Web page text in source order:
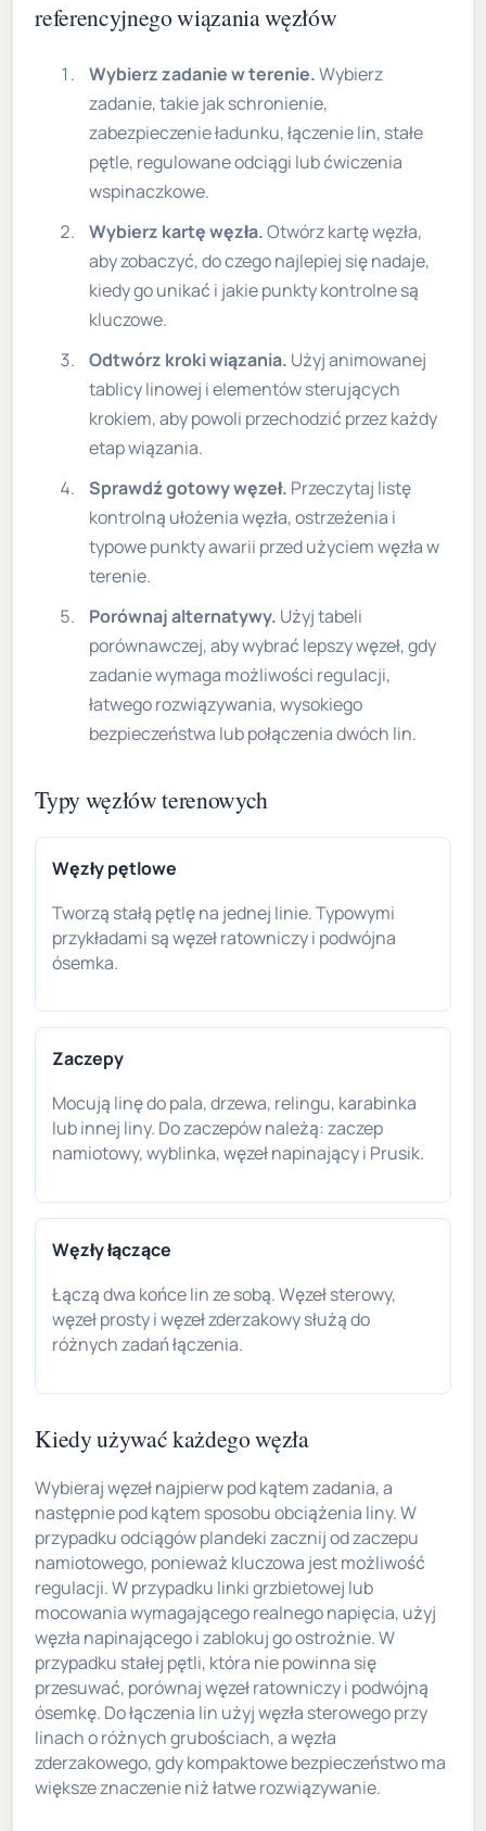
referencyjnego wiązania węzłów
Wybierz zadanie w terenie.Wybierz
zadanie, takie jak schronienie,
zabezpieczenie ładunku, łączenie lin, stałe
pętle, regulowane odciągi lub ćwiczenia
wspinaczkowe.
Wybierz kartę węzła.Otwórz kartę węzła,
aby zobaczyć, do czego najlepiej się nadaje,
kiedy go unikać i jakie punkty kontrolne są
kluczowe.
Odtwórz kroki wiązania. Użyj animowanej
tablicy linowej i elementów sterujących
krokiem, aby powoli przechodzić przez każdy
etap wiązania.
Sprawdź gotowy węzeł. Przeczytaj listę
kontrolną ułożenia węzła, ostrzeżenia i
typowe punkty awarii przed użyciem węzła w
terenie.
Porównaj alternatywy. Użyj tabeli
porównawczej, aby wybrać lepszy węzeł, gdy
zadanie wymaga możliwości regulacji,
łatwego rozwiązywania, wysokiego
bezpieczeństwa lub połączenia dwóch lin.
Typy węzłów terenowych
Węzły pętlowe
Tworzą stałą pętlę na jednej linie. Typowymi
przykładami są węzeł ratowniczy i podwójna
ósemka.
Zaczepy
Mocują linę do pala, drzewa, relingu, karabinka
lub innej liny. Do zaczepów należą: zaczep
namiotowy, wyblinka, węzeł napinający i Prusik.
Węzły łączące
Łączą dwa końce lin ze sobą. Węzeł sterowy,
węzeł prosty i węzeł zderzakowy służą do
różnych zadań łączenia.
Kiedy używać każdego węzła
Wybieraj węzeł najpierw pod kątem zadania, a
następnie pod kątem sposobu obciążenia liny. W
przypadku odciągów plandeki zacznij od zaczepu
namiotowego, ponieważ kluczowa jest możliwość
regulacji. W przypadku linki grzbietowej lub
mocowania wymagającego realnego napięcia, użyj
węzła napinającego i zablokuj go ostrożnie. W
przypadku stałej pętli, która nie powinna się
przesuwać, porównaj węzeł ratowniczy i podwójną
ósemkę. Do łączenia lin użyj węzła sterowego przy
linach o różnych grubościach, a węzła
zderzakowego, gdy kompaktowe bezpieczeństwo ma
większe znaczenie niż łatwe rozwiązywanie.